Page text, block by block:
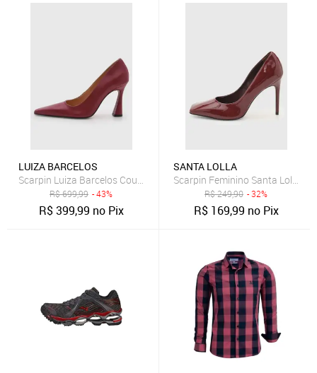
LUIZA BARCELOS
Scarpin Luiza Barcelos Couro Salto Alto Rubi
R$699,99 - 43%
R$399,99 no Pix
SANTA LOLLA
Scarpin Feminino Santa Lolla
R$249,90 - 32%
R$ 169,99 no Pix